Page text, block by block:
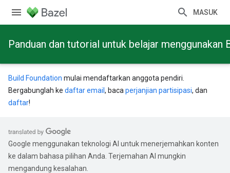
MASUK
Panduan dan tutorial untuk belajar menggunakan
Build Foundation mulai mendaftarkan anggota pendiri.
Bergabunglah ke daftar email , baca perjanjian partisipasi, dan
daftar!
Google menggunakan teknologi AI untuk menerjemahkan konten
ke dalam bahasa pilihan Anda. Terjemahan AI mungkin
mengandung kesalahan.